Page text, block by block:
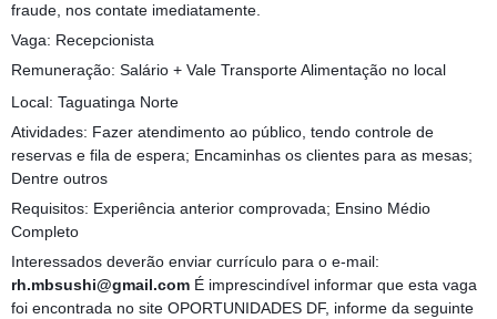
fraude, nos contate imediatamente.
Vaga: Recepcionista
Remuneração: Salário + Vale Transporte Alimentação no local
Local: Taguatinga Norte
Atividades: Fazer atendimento ao público, tendo controle de
reservas e fila de espera; Encaminhas os clientes para as mesas;
Dentre outros
Requisitos: Experiência anterior comprovada; Ensino Médio
Completo
Interessados deverão enviar currículo para o e-mail:
rh.mbsushi@gmail.com É imprescindível informar que esta vaga
foi encontrada no site OPORTUNIDADES DF, informe da seguinte